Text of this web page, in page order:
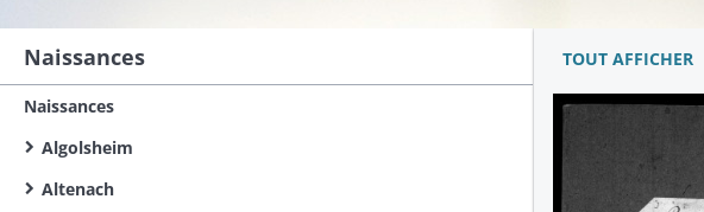
Naissances
Naissances
Algolsheim
Altenach
TOUT AFFICHER